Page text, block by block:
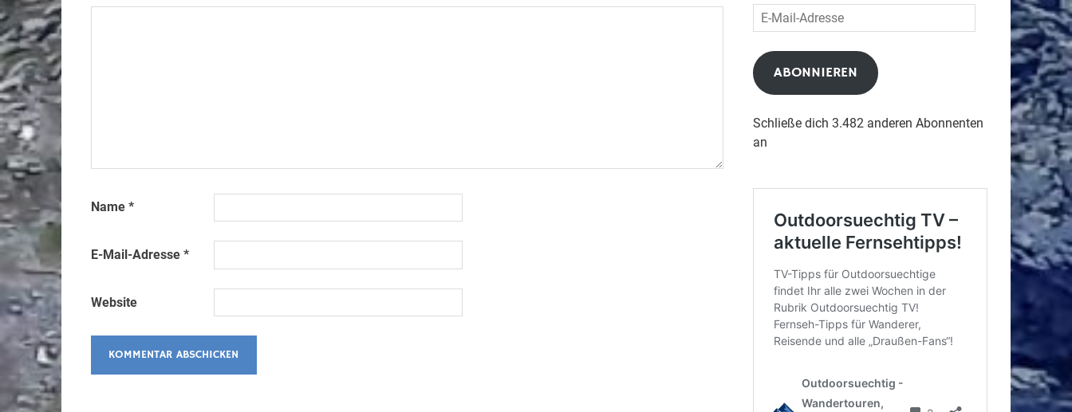
Name *
E-Mail-Adresse *
Website
E-
Mail-
Adresse
ABONNIEREN
Schließe dich 3.482 anderen Abonnenten
an